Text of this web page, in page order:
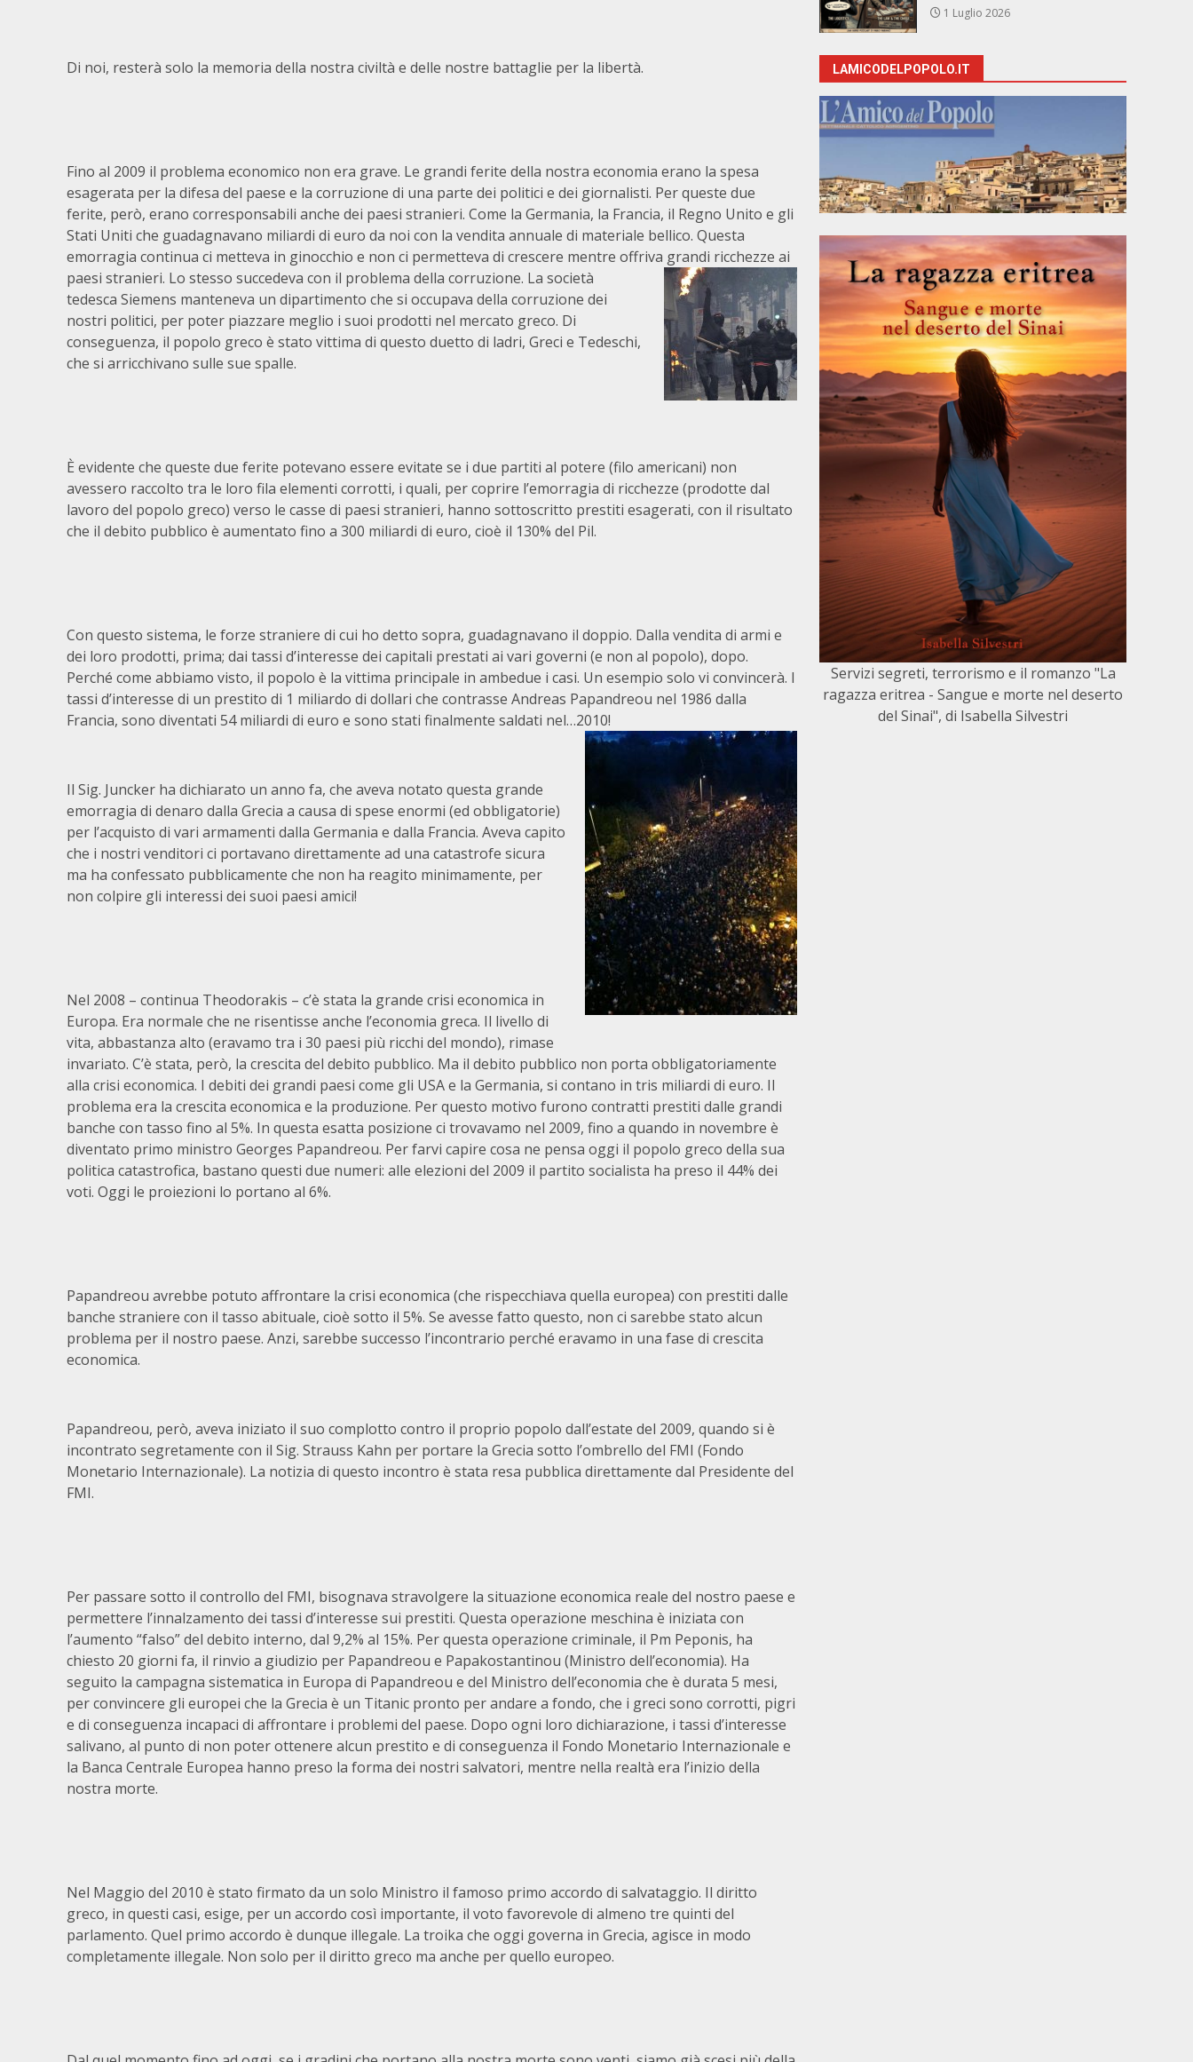
Di noi, resterà solo la memoria della nostra civiltà e delle nostre battaglie per la libertà.
Fino al 2009 il problema economico non era grave. Le grandi ferite della nostra economia erano la spesa
esagerata per la difesa del paese e la corruzione di una parte dei politici e dei giornalisti. Per queste due
ferite, però, erano corresponsabili anche dei paesi stranieri. Come la Germania, la Francia, il Regno Unito e gli
Stati Uniti che guadagnavano miliardi di euro da noi con la vendita annuale di materiale bellico. Questa
emorragia continua ci metteva in ginocchio e non ci permetteva di crescere mentre offriva grandi ricchezze ai
paesi stranieri. Lo stesso succedeva con il problema della corruzione. La società
tedesca Siemens manteneva un dipartimento che si occupava della corruzione dei
nostri politici, per poter piazzare meglio i suoi prodotti nel mercato greco. Di
conseguenza, il popolo greco è stato vittima di questo duetto di ladri, Greci e Tedeschi,
che si arricchivano sulle sue spalle.
È evidente che queste due ferite potevano essere evitate se i due partiti al potere (filo americani) non
avessero raccolto tra le loro fila elementi corrotti, i quali, per coprire l’emorragia di ricchezze (prodotte dal
lavoro del popolo greco) verso le casse di paesi stranieri, hanno sottoscritto prestiti esagerati, con il risultato
che il debito pubblico è aumentato fino a 300 miliardi di euro, cioè il 130% del Pil.
Con questo sistema, le forze straniere di cui ho detto sopra, guadagnavano il doppio. Dalla vendita di armi e
dei loro prodotti, prima; dai tassi d’interesse dei capitali prestati ai vari governi (e non al popolo), dopo.
Perché come abbiamo visto, il popolo è la vittima principale in ambedue i casi. Un esempio solo vi convincerà. I
tassi d’interesse di un prestito di 1 miliardo di dollari che contrasse Andreas Papandreou nel 1986 dalla
Francia, sono diventati 54 miliardi di euro e sono stati finalmente saldati nel…2010!
Il Sig. Juncker ha dichiarato un anno fa, che aveva notato questa grande
emorragia di denaro dalla Grecia a causa di spese enormi (ed obbligatorie)
per l’acquisto di vari armamenti dalla Germania e dalla Francia. Aveva capito
che i nostri venditori ci portavano direttamente ad una catastrofe sicura
ma ha confessato pubblicamente che non ha reagito minimamente, per
non colpire gli interessi dei suoi paesi amici!
Nel 2008 – continua Theodorakis – c’è stata la grande crisi economica in
Europa. Era normale che ne risentisse anche l’economia greca. Il livello di
vita, abbastanza alto (eravamo tra i 30 paesi più ricchi del mondo), rimase
invariato. C’è stata, però, la crescita del debito pubblico. Ma il debito pubblico non porta obbligatoriamente
alla crisi economica. I debiti dei grandi paesi come gli USA e la Germania, si contano in tris miliardi di euro. Il
problema era la crescita economica e la produzione. Per questo motivo furono contratti prestiti dalle grandi
banche con tasso fino al 5%. In questa esatta posizione ci trovavamo nel 2009, fino a quando in novembre è
diventato primo ministro Georges Papandreou. Per farvi capire cosa ne pensa oggi il popolo greco della sua
politica catastrofica, bastano questi due numeri: alle elezioni del 2009 il partito socialista ha preso il 44% dei
voti. Oggi le proiezioni lo portano al 6%.
Papandreou avrebbe potuto affrontare la crisi economica (che rispecchiava quella europea) con prestiti dalle
banche straniere con il tasso abituale, cioè sotto il 5%. Se avesse fatto questo, non ci sarebbe stato alcun
problema per il nostro paese. Anzi, sarebbe successo l’incontrario perché eravamo in una fase di crescita
economica.
Papandreou, però, aveva iniziato il suo complotto contro il proprio popolo dall’estate del 2009, quando si è
incontrato segretamente con il Sig. Strauss Kahn per portare la Grecia sotto l’ombrello del FMI (Fondo
Monetario Internazionale). La notizia di questo incontro è stata resa pubblica direttamente dal Presidente del
FMI.
Per passare sotto il controllo del FMI, bisognava stravolgere la situazione economica reale del nostro paese e
permettere l’innalzamento dei tassi d’interesse sui prestiti. Questa operazione meschina è iniziata con
l’aumento “falso” del debito interno, dal 9,2% al 15%. Per questa operazione criminale, il Pm Peponis, ha
chiesto 20 giorni fa, il rinvio a giudizio per Papandreou e Papakostantinou (Ministro dell’economia). Ha
seguito la campagna sistematica in Europa di Papandreou e del Ministro dell’economia che è durata 5 mesi,
per convincere gli europei che la Grecia è un Titanic pronto per andare a fondo, che i greci sono corrotti, pigri
e di conseguenza incapaci di affrontare i problemi del paese. Dopo ogni loro dichiarazione, i tassi d’interesse
salivano, al punto di non poter ottenere alcun prestito e di conseguenza il Fondo Monetario Internazionale e
la Banca Centrale Europea hanno preso la forma dei nostri salvatori, mentre nella realtà era l’inizio della
nostra morte.
Nel Maggio del 2010 è stato firmato da un solo Ministro il famoso primo accordo di salvataggio. Il diritto
greco, in questi casi, esige, per un accordo così importante, il voto favorevole di almeno tre quinti del
parlamento. Quel primo accordo è dunque illegale. La troika che oggi governa in Grecia, agisce in modo
completamente illegale. Non solo per il diritto greco ma anche per quello europeo.
1 Luglio 2026
LAMICODELPOPOLO.IT
Servizi segreti, terrorismo e il romanzo "La
ragazza eritrea - Sangue e morte nel deserto
del Sinai", di Isabella Silvestri